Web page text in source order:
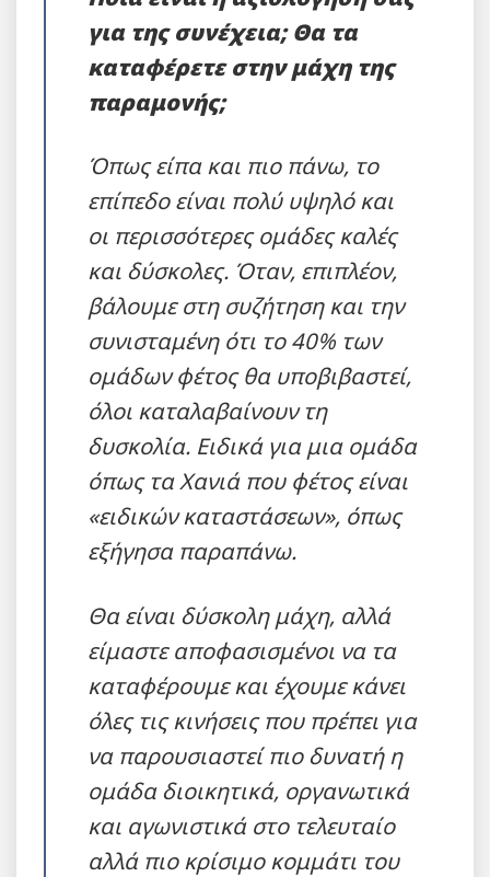
για της συνέχεια; Θα τα
καταφέρετε στην μάχη της
παραμονής;
Όπως είπα και πιο πάνω, το
επίπεδο είναι πολύ υψηλό και
οι περισσότερες ομάδες καλές
και δύσκολες. Όταν, επιπλέον,
βάλουμε στη συζήτηση και την
συνισταμένη ότι το 40% των
ομάδων φέτος θα υποβιβαστεί,
όλοι καταλαβαίνουν τη
δυσκολία. Ειδικά για μια ομάδα
όπως τα Χανιά που φέτος είναι
«ειδικών καταστάσεων», όπως
εξήγησα παραπάνω.
Θα είναι δύσκολη μάχη, αλλά
είμαστε αποφασισμένοι να τα
καταφέρουμε και έχουμε κάνει
όλες τις κινήσεις που πρέπει για
να παρουσιαστεί πιο δυνατή η
ομάδα διοικητικά, οργανωτικά
και αγωνιστικά στο τελευταίο
αλλά πιο κρίσιμο κομμάτι του